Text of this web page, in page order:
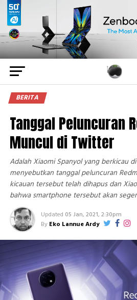
BERITA
Tanggal Peluncuran
Muncul di Twitter
Adalah Xiaomi Spanyol yang berkicau
menyebutkan tanggal peluncuran
kicauan tersebut telah dihapus dan
bahwa smartphone tersebut akan
Updated 05 Jan, 2021, 2:30pm
By Eko Lannue Ardy